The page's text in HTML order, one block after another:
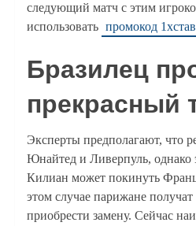
следующий матч с этим
использовать промокод
Бразилец
прекрасный
Эксперты предполагают, что
Юнайтед и Ливерпуль, однако
Килиан может покинуть
этом случае парижане
приобрести замену. Сейчас